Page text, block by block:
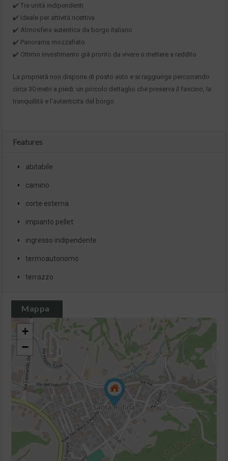
✔️ Tre unità indipendenti
✔️ Ideale per attività ricettiva
✔️ Atmosfera autentica da borgo italiano
✔️ Panorama mozzafiato
✔️ Ottimo investimento già pronto da vivere o mettere a reddito
La proprietà non dispone di posto auto e si raggiunge percorrendo
circa 30 metri a piedi: un piccolo dettaglio che preserva il fascino, la
tranquillità e l’autenticità del borgo.
Features
abitabile
camino
corte esterna
impianto pellet
ingresso indipendente
termoautonomo
terrazzo
Mappa
+
−